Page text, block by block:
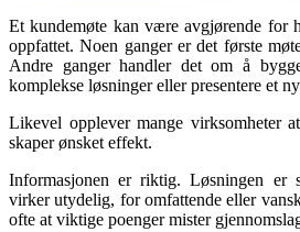
Et kundemøte kan være avgjørende for
oppfattet. Noen ganger er det første
Andre ganger handler det om å
komplekse løsninger eller presentere et
Likevel opplever mange virksomheter
skaper ønsket effekt.
Informasjonen er riktig. Løsningen er
virker utydelig, for omfattende eller
ofte at viktige poenger mister